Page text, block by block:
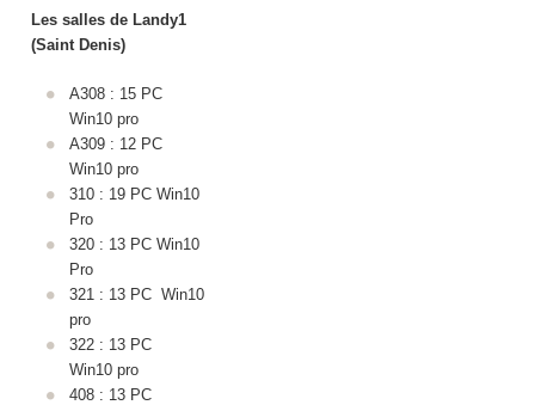
Les salles de Landy1
(Saint Denis)
A308 : 15 PC
Win10 pro
A309 : 12 PC
Win10 pro
310 : 19 PC Win10
Pro
320 : 13 PC Win10
Pro
321 : 13 PC Win10
pro
322 : 13 PC
Win10 pro
408 : 13 PC